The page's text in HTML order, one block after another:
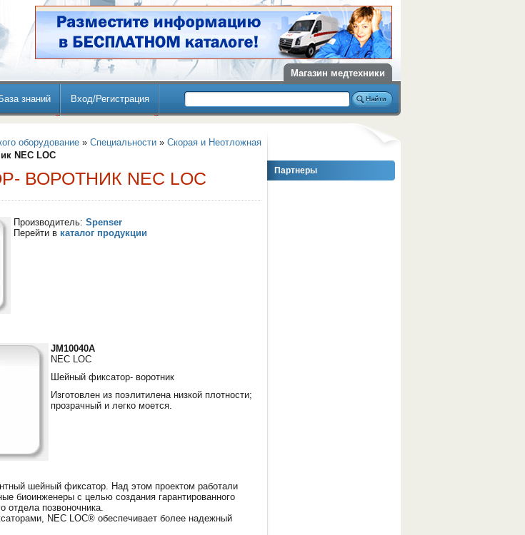
Магазин медтехники
База знаний Вход/Регистрация
Партнеры
оборудование » Специальности » Скорая и Неотложная
NEC LOC
ВОРОТНИК NEC LOC
Производитель: Spenser
Перейти в каталог продукции
JM10040A
NEC LOC
Шейный фиксатор- воротник
Изготовлен из поэлитилена низкой плотности;
прозрачный и легко моется.
шейный фиксатор. Над этом проектом работали
биоинженеры с целью создания гарантированного
отдела позвоночника.
NEC LOC® обеспечивает более надежный